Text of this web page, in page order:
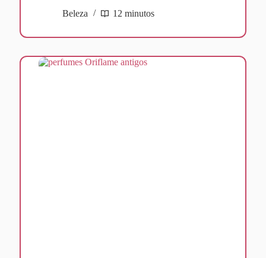
Beleza
12 minutos